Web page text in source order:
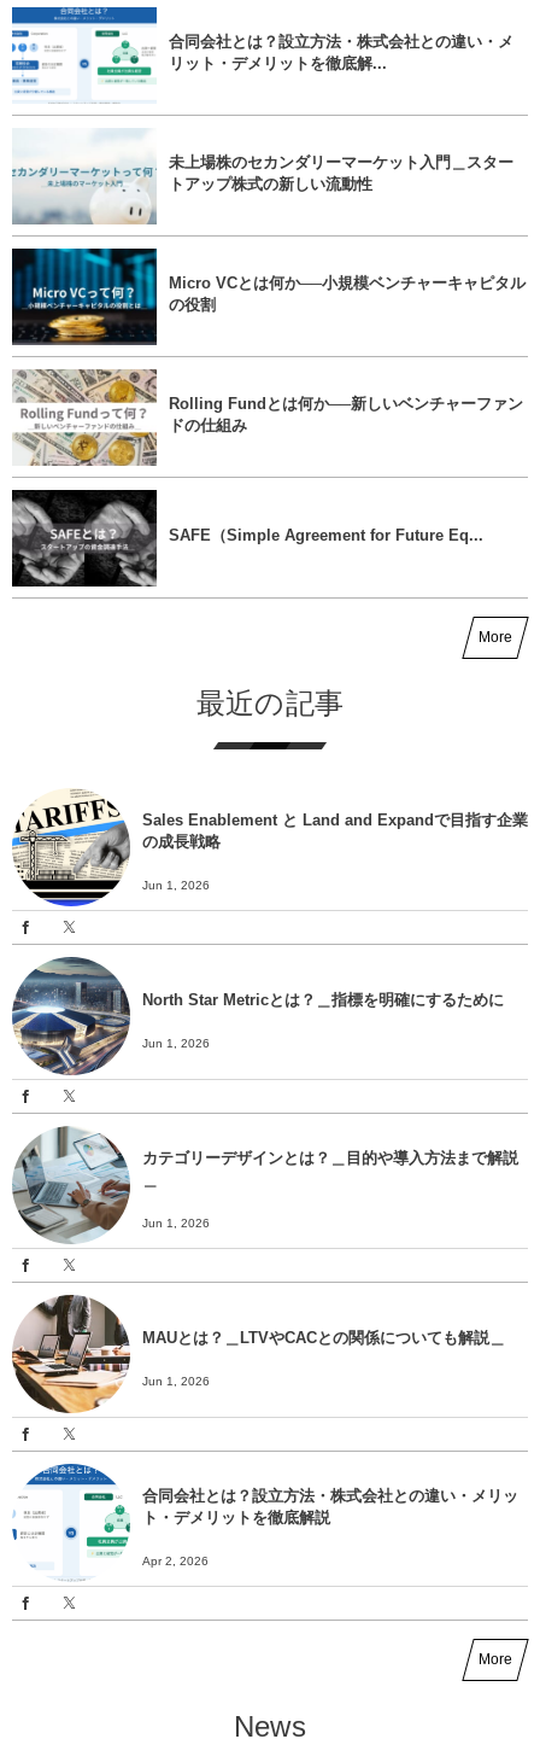
合同会社とは？設立方法・株式会社との違い・メ
リット・デメリットを徹底解...
未上場株のセカンダリーマーケット入門＿スター
トアップ株式の新しい流動性
Micro VCとは何か──小規模ベンチャーキャピタル
の役割
Rolling Fundとは何か──新しいベンチャーファン
ドの仕組み
SAFE（Simple Agreement for Future Eq...
More
最近の記事
Sales Enablement と Land and Expandで目指す企業
の成長戦略
Jun 1, 2026
North Star Metricとは？＿指標を明確にするために
Jun 1, 2026
カテゴリーデザインとは？＿目的や導入方法まで解説
Jun 1, 2026
MAUとは？＿LTVやCACとの関係についても解説＿
Jun 1, 2026
合同会社とは？設立方法・株式会社との違い・メリッ
ト・デメリットを徹底解説
Apr 2, 2026
More
News